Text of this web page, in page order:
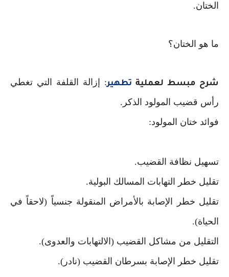
الختان.
ما هو الختان؟
شرح مبسط لعملية تطهير: إزالة القلفة التي تغطي
رأس قضيب المولود الذكر.
فوائد ختان المولود:
تسهيل نظافة القضيب.
تقليل خطر التهابات المسالك البولية.
تقليل خطر الإصابة بالأمراض المنقولة جنسياً (لاحقاً في
الحياة).
التقليل من مشاكل القضيب (الالتهابات والعدوى).
تقليل خطر الإصابة بسرطان القضيب (نادر).